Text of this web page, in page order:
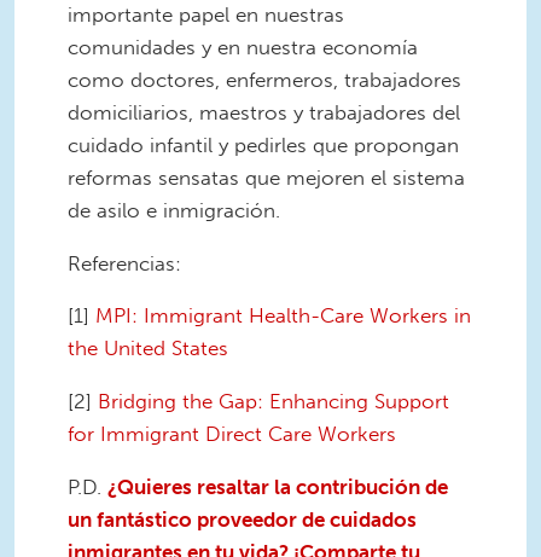
importante papel en nuestras
comunidades y en nuestra economía
como doctores, enfermeros, trabajadores
domiciliarios, maestros y trabajadores del
cuidado infantil y pedirles que propongan
reformas sensatas que mejoren el sistema
de asilo e inmigración.
Referencias:
[1] MPI: Immigrant Health-Care Workers in
the United States
[2] Bridging the Gap: Enhancing Support
for Immigrant Direct Care Workers
P.D. ¿Quieres resaltar la contribución de
un fantástico proveedor de cuidados
inmigrantes en tu vida? ¡Comparte tu